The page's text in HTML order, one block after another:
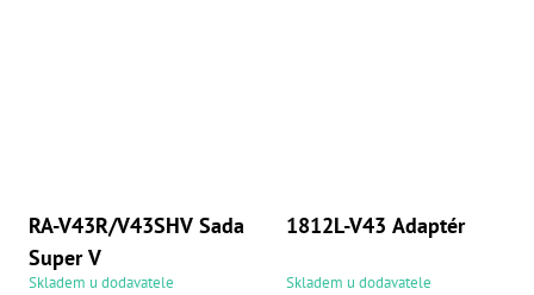
RA-V43R/V43SHV Sada
Super V
Skladem u dodavatele
1812L-V43 Adaptér
Skladem u dodavatele